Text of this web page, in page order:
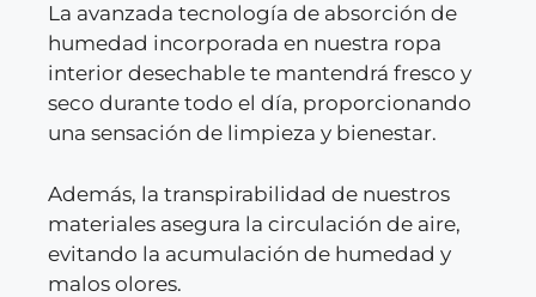
La avanzada tecnología de absorción de
humedad incorporada en nuestra ropa
interior desechable te mantendrá fresco y
seco durante todo el día, proporcionando
una sensación de limpieza y bienestar.
Además, la transpirabilidad de nuestros
materiales asegura la circulación de aire,
evitando la acumulación de humedad y
malos olores.